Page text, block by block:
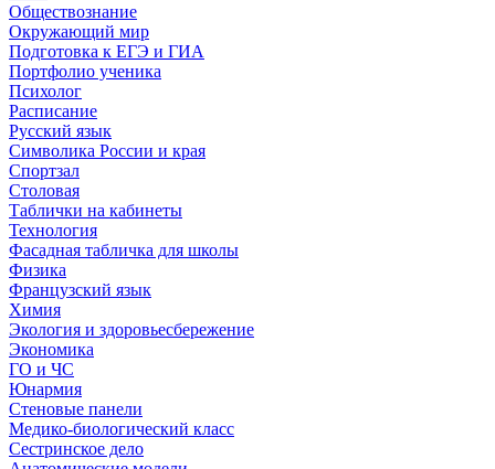
Обществознание
Окружающий мир
Подготовка к ЕГЭ и ГИА
Портфолио ученика
Психолог
Расписание
Русский язык
Символика России и края
Спортзал
Столовая
Таблички на кабинеты
Технология
Фасадная табличка для школы
Физика
Французский язык
Химия
Экология и здоровьесбережение
Экономика
ГО и ЧС
Юнармия
Стеновые панели
Медико-биологический класс
Сестринское дело